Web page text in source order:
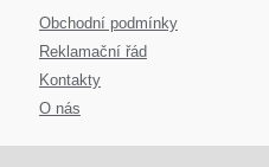
Obchodní podmínky
Reklamační řád
Kontakty
O nás